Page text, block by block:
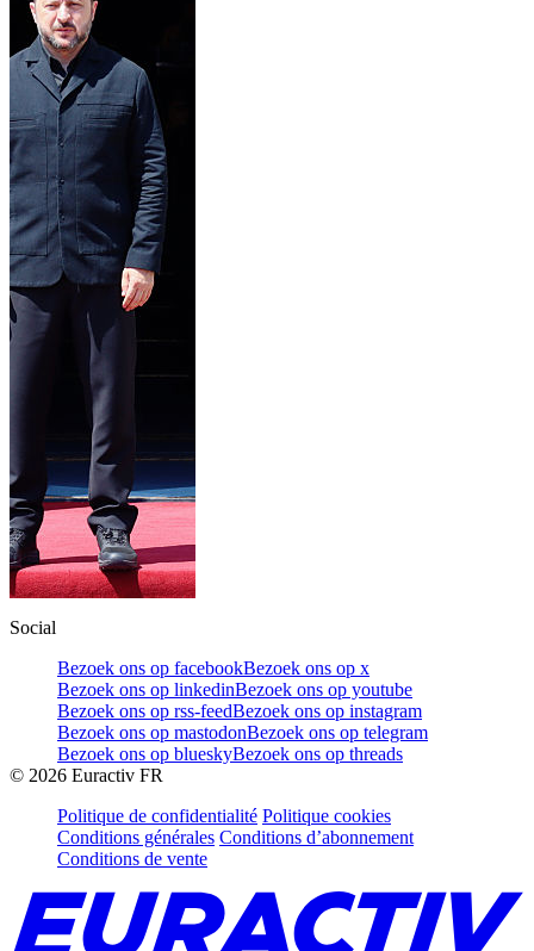
Social
Bezoek ons op facebookBezoek ons op x
Bezoek ons op linkedinBezoek ons op youtube
Bezoek ons op rss-feedBezoek ons op instagram
Bezoek ons op mastodonBezoek ons op telegram
Bezoek ons op blueskyBezoek ons op threads
© 2026 Euractiv FR
Politique de confidentialité Politique cookies
Conditions générales Conditions d’abonnement
Conditions de vente